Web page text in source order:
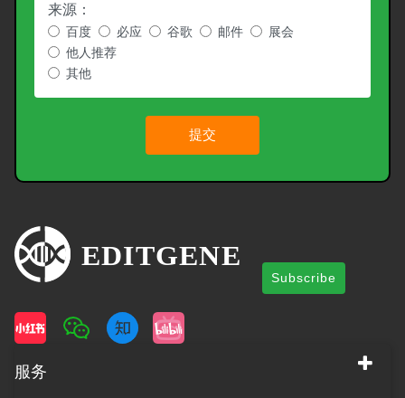
来源：
百度 必应 谷歌 邮件
展会
他人推荐
其他
提交
Subscribe
服务